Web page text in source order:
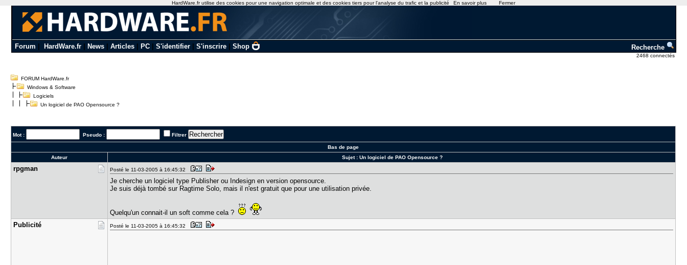
Forum HardWare.fr| News| Articles| PC| S'identifier| S'inscrire| Shop Recherche
2468 connectés
FORUM HardWare.fr
Windows & Software
Logiciels
Un logiciel de PAO Opensource ?
Mot : Pseudo : Filtrer
Bas de page
Auteur
Sujet :Un logiciel de PAO Opensource ?
rpgman Posté le 11-03-2005 à 16:45:32
Je cherche un logiciel type Publisher ou Indesign en version opensource.
Je suis déjà tombé sur Ragtime Solo, mais il n'est gratuit que pour une utilisation privée.
Quelqu'un connait-il un soft comme cela ?
Publicité
Posté le 11-03-2005 à 16:45:32
HardWare.fr utilise des cookies pour une navigation optimale et des cookies tiers pour l'analyse du trafic et la publicité En savoir plus Fermer